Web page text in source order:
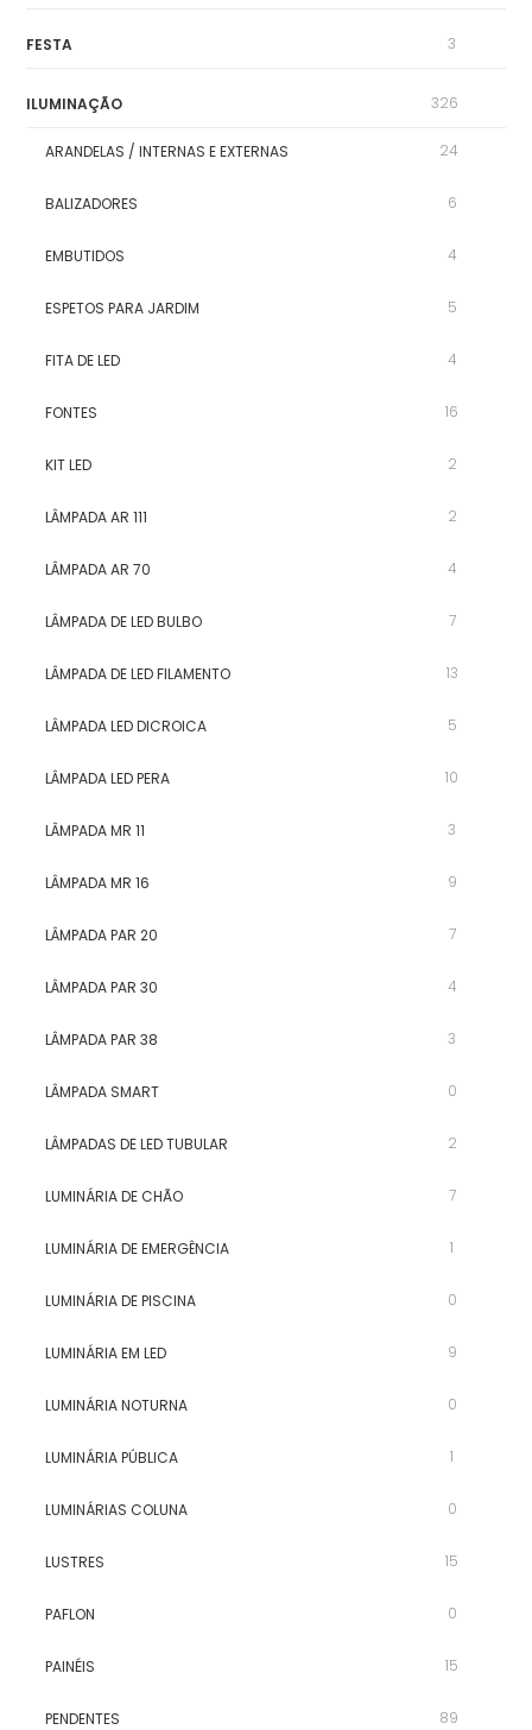
FESTA 3
ILUMINAÇÃO 326
ARANDELAS / INTERNAS E EXTERNAS 24
BALIZADORES 6
EMBUTIDOS 4
ESPETOS PARA JARDIM 5
FITA DE LED 4
FONTES 16
KIT LED 2
LÂMPADA AR 111 2
LÂMPADA AR 70 4
LÂMPADA DE LED BULBO 7
LÂMPADA DE LED FILAMENTO 13
LÂMPADA LED DICROICA 5
LÂMPADA LED PERA 10
LÂMPADA MR 11 3
LÂMPADA MR 16 9
LÂMPADA PAR 20 7
LÂMPADA PAR 30 4
LÂMPADA PAR 38 3
LÂMPADA SMART 0
LÂMPADAS DE LED TUBULAR 2
LUMINÁRIA DE CHÃO 7
LUMINÁRIA DE EMERGÊNCIA 1
LUMINÁRIA DE PISCINA 0
LUMINÁRIA EM LED 9
LUMINÁRIA NOTURNA 0
LUMINÁRIA PÚBLICA 1
LUMINÁRIAS COLUNA 0
LUSTRES 15
PAFLON 0
PAINÉIS 15
PENDENTES 89